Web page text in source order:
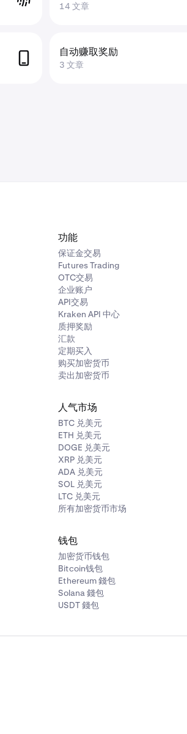
14 文章
自动赚取奖励
3 文章
功能
保证金交易
Futures Trading
OTC交易
企业账户
API交易
Kraken API 中心
质押奖励
汇款
定期买入
购买加密货币
卖出加密货币
人气市场
BTC 兑美元
ETH 兑美元
DOGE 兑美元
XRP 兑美元
ADA 兑美元
SOL 兑美元
LTC 兑美元
所有加密货币市场
钱包
加密货币钱包
Bitcoin钱包
Ethereum 錢包
Solana 錢包
USDT 錢包